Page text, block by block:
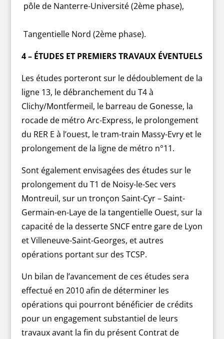
pôle de Nanterre-Université (2ème phase),
Tangentielle Nord (2ème phase).
4 – ÉTUDES ET PREMIERS TRAVAUX ÉVENTUELS
Les études porteront sur le dédoublement de la
ligne 13, le débranchement du T4 à
Clichy/Montfermeil, le barreau de Gonesse, la
rocade de métro Arc-Express, le prolongement
du RER E à l’ouest, le tram-train Massy-Evry et le
prolongement de la ligne de métro n°11.
Sont également envisagées des études sur le
prolongement du T1 de Noisy-le-Sec vers
Montreuil, sur un tronçon Saint-Cyr – Saint-
Germain-en-Laye de la tangentielle Ouest, sur la
capacité de la desserte SNCF entre gare de Lyon
et Villeneuve-Saint-Georges, et autres
opérations portant sur des TCSP.
Un bilan de l’avancement de ces études sera
effectué en 2010 afin de déterminer les
opérations qui pourront bénéficier de crédits
pour un engagement substantiel de leurs
travaux avant la fin du présent Contrat de